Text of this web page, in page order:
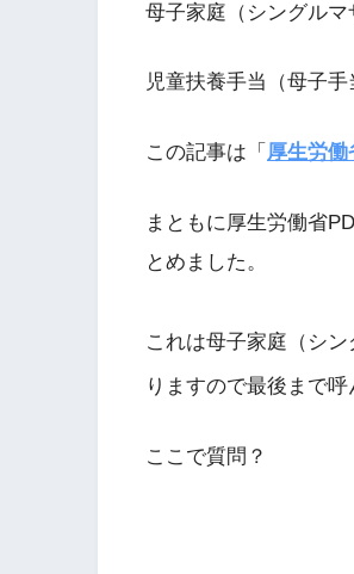
母子家庭（シングルマ
児童扶養手当（母子
この記事は「 厚生労働
まともに厚生労働省
とめました。
これは母子家庭（シ
りますので最後まで呼
ここで質問？